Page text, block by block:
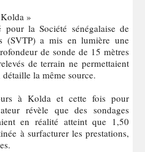
»
la Société sénégalaise de
(SVTP) a mis en lumière une
de sonde de 15 mètres
de terrain ne permettaient
la même source.
à Kolda et cette fois pour
révèle que des sondages
en réalité atteint que 1,50
à surfacturer les prestations,